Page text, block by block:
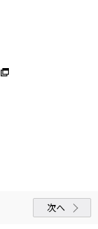
次へ